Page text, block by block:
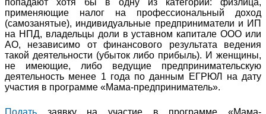
применяющие налог на профессиональный доход
(самозанятые), индивидуальные предприниматели и ИП
на НПД, владельцы доли в уставном капитале ООО или
АО, независимо от финансового результата ведения
такой деятельности (убыток либо прибыль). И женщины,
не имеющие, либо ведущие предпринимательскую
деятельность менее 1 года по данным ЕГРЮЛ на дату
участия в программе «Мама-предприниматель».
Подать заявку на участие в программе «Мама-